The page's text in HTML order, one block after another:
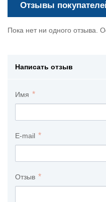
Отзывы
Пока нет ни одного отзыва.
Написать отзыв
Имя
E-mail
Отзыв